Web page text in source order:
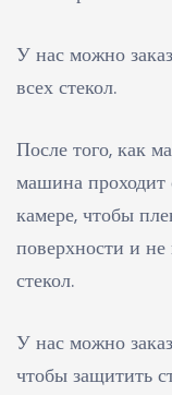
У нас можно
всех стекол.
После того, как
машина проходит
камере, чтобы
поверхности и
стекол.
У нас можно
чтобы защитить